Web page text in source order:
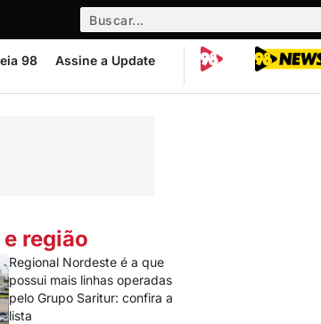
98 Assine a Update
região
Regional Nordeste é a que
possui mais linhas operadas
pelo Grupo Saritur: confira a
lista